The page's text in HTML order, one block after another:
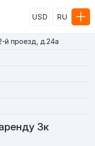
USD RU
й проезд, д.24a
3к